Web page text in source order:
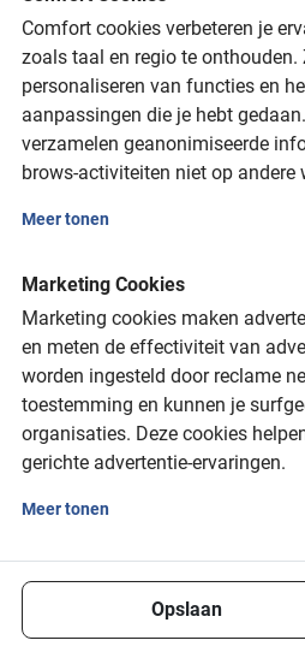
Comfort cookies verbeteren je
zoals taal en regio te onthouden.
personaliseren van functies en
aanpassingen die je hebt gedaan.
verzamelen geanonimiseerde
brows-activiteiten niet op andere
Meer tonen
Marketing Cookies
Marketing cookies maken
en meten de effectiviteit van
worden ingesteld door reclame
toestemming en kunnen je
organisaties. Deze cookies
gerichte advertentie-ervaringen.
Meer tonen
Opslaan
met de Maastricht Fietstour!
is gratis
(contant)
verzetten of annuleren
fietsers